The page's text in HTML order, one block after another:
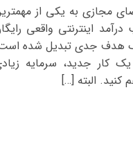
و فضای مجازی به یکی از
اینترنتی واقعی
یک هدف جدی تبدیل شده
کار جدید، سرمایه
البته […]